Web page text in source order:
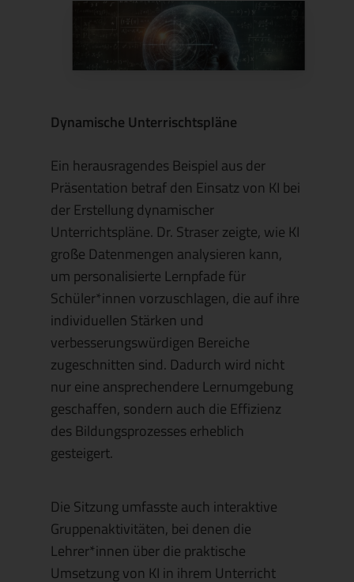
Dynamische Unterrischtspläne
Ein herausragendes Beispiel aus der
Präsentation betraf den Einsatz von KI bei
der Erstellung dynamischer
Unterrichtspläne. Dr. Straser zeigte, wie KI
große Datenmengen analysieren kann,
um personalisierte Lernpfade für
Schüler*innen vorzuschlagen, die auf ihre
individuellen Stärken und
verbesserungswürdigen Bereiche
zugeschnitten sind. Dadurch wird nicht
nur eine ansprechendere Lernumgebung
geschaffen, sondern auch die Effizienz
des Bildungsprozesses erheblich
gesteigert.
Die Sitzung umfasste auch interaktive
Gruppenaktivitäten, bei denen die
Lehrer*innen über die praktische
Umsetzung von KI in ihrem Unterricht